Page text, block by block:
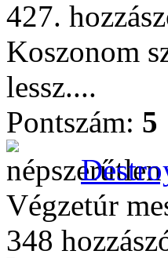
427.
Koszonom
lessz....
Pontszám: 5
Végzetúr
348